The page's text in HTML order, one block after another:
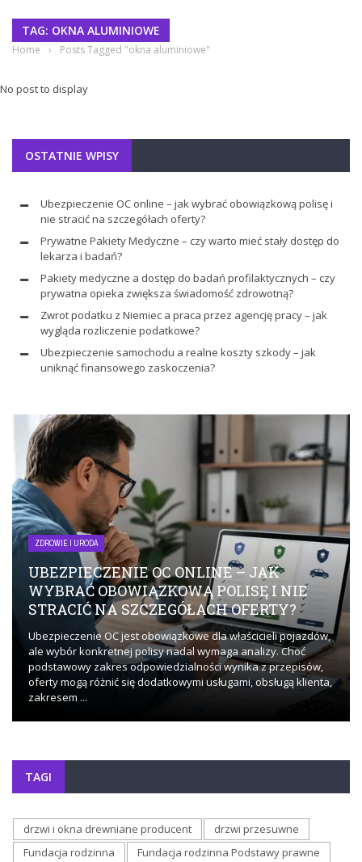
TAG: OKNA ALUMINIOWE
Home › Posts Tagged "okna aluminiowe"
No post to display
OSTATNIE WPISY
Ubezpieczenie OC online – jak wybrać obowiązkową polisę i
nie stracić na szczegółach oferty?
Prywatne Pakiety Medyczne – czy warto mieć stały dostęp do
lekarza i badań?
Pakiety medyczne a dostęp do badań profilaktycznych – czy
prywatna opieka zwiększa świadomość zdrowotną?
Zwrot podatku z Niemiec a praca przez agencję pracy – jak
wygląda rozliczenie podatkowe?
Ubezpieczenie samochodu a realne koszty szkody – jak
uniknąć finansowego zaskoczenia?
ZDROWIE I URODA
UBEZPIECZENIE OC ONLINE – JAK
WYBRAĆ OBOWIĄZKOWĄ POLISĘ I NIE
STRACIĆ NA SZCZEGÓŁACH OFERTY?
Ubezpieczenie OC jest obowiązkowe dla właścicieli pojazdów,
ale wybór konkretnej polisy nadal wymaga analizy. Choć
podstawowy zakres odpowiedzialności wynika z przepisów,
oferty mogą różnić się dodatkowymi usługami, obsługą klienta,
zakresem ...
TAGI
drzwi i okna drewniane producent
drzwi przesuwne
Fundacja rodzinna
Fundacja rodzinna Podstawy prawne